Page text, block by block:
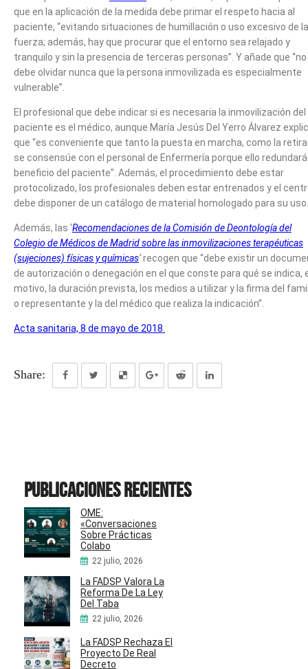
que en la aplicación de la medida debe primar el respeto hacia al
paciente, “evitando situaciones de humillación o uso excesivo de la
fuerza; además, hay que procurar que el entorno sea relajado y
tranquilo y sin la presencia de terceras personas”. Y añade que
debe olvidar nunca que la persona inmovilizada es especialmente
vulnerable”.
El profesional que debe indicar si es necesaria la inmovilización del
paciente es el médico, aunque María Jesús Del Yerro Álvarez
que “es conveniente que tanto la puesta en marcha, como la
se consensúe con el personal de Enfermería porque ello
beneficio del paciente”. Además, el procedimiento debe estar
protocolizado, los profesionales deben estar entrenados y el
debe disponer de un catálogo de material homologado para su uso.
Además, las ‘Recomendaciones de la Comisión de Deontología del
Colegio de Médicos de Madrid sobre las inmovilizaciones terapéuticas
(sujeciones) físicas y químicas‘recogen que “debe existir un
de autorización o denegación en el que conste para qué se indica,
motivo, la duración prevista, los medios a utilizar y la firma del
o representante y la del médico que realiza la indicación”.
Acta sanitaria, 8 de mayo de 2018
Share:
Publicaciones recientes
OME:
«Conversaciones
Sobre Prácticas
Colabo
22 julio, 2026
La FADSP Valora La
Reforma De La Ley
Del Taba
22 julio, 2026
La FADSP Rechaza El
Proyecto De Real
Decreto